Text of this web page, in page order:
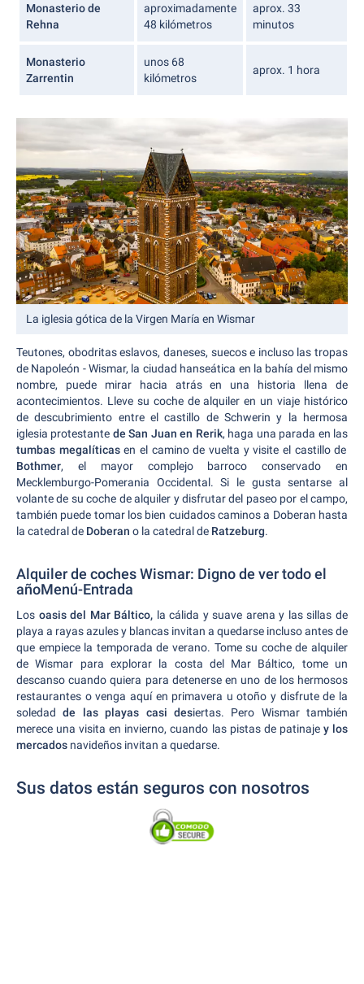
Monasterio de
Rehna
aproximadamente
48 kilómetros
aprox. 33
minutos
Monasterio
Zarrentin
unos 68
kilómetros
aprox. 1 hora
La iglesia gótica de la Virgen María en Wismar
Teutones, obodritas eslavos, daneses, suecos e incluso las tropas
de Napoleón - Wismar, la ciudad hanseática en la bahía del mismo
nombre, puede mirar hacia atrás en una historia llena de
acontecimientos. Lleve su coche de alquiler en un viaje histórico
de descubrimiento entre el castillo de Schwerin y la hermosa
iglesia protestante de San Juan en Rerik, haga una parada en las
tumbas megalíticasen el camino de vuelta y visite el castillo de
Bothmer, el mayor complejo barroco conservado en
Mecklemburgo-Pomerania Occidental. Si le gusta sentarse al
volante de su coche de alquiler y disfrutar del paseo por el campo,
también puede tomar los bien cuidados caminos a Doberan hasta
la catedral de Doberan o la catedral de Ratzeburg.
Alquiler de coches Wismar: Digno de ver todo el
añoMenú-Entrada
Los oasis del Mar Báltico, la cálida y suave arena y las sillas de
playa a rayas azules y blancas invitan a quedarse incluso antes de
que empiece la temporada de verano. Tome su coche de alquiler
de Wismar para explorar la costa del Mar Báltico, tome un
descanso cuando quiera para detenerse en uno de los hermosos
restaurantes o venga aquí en primavera u otoño y disfrute de la
soledadde las playas casi desiertas. Pero Wismar también
merece una visita en invierno, cuando las pistas de patinaje y los
mercados navideños invitan a quedarse.
Sus datos están seguros con nosotros